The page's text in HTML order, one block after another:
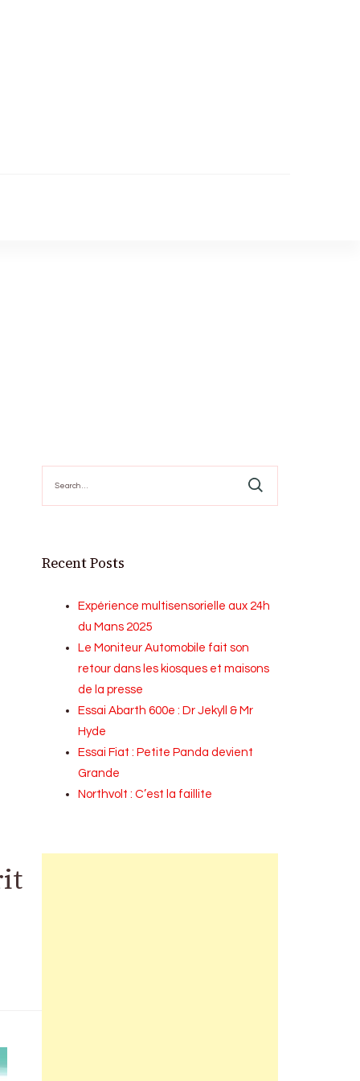
for:
Recent Posts
Expérience multisensorielle aux 24h
du Mans 2025
Le Moniteur Automobile fait son
retour dans les kiosques et maisons
de la presse
Essai Abarth 600e : Dr Jekyll & Mr
Hyde
Essai Fiat : Petite Panda devient
Grande
Northvolt : C’est la faillite